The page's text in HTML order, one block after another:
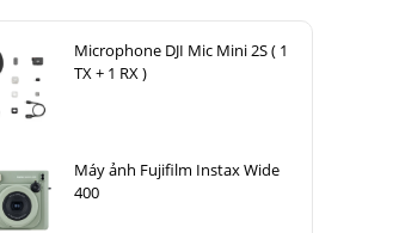
Microphone DJI Mic Mini 2S ( 1
TX + 1 RX )
Máy ảnh Fujifilm Instax Wide
400